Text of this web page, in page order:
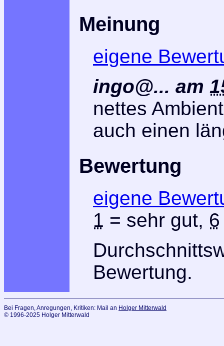
Meinung
eigene
ingo@... am
nettes
auch einen
Bewertung
eigene
1 = sehr gut, 6
Bewertung.
Bei Fragen, Anregungen, Kritiken: Mail an Holger Mitterwald
© 1996-2025 Holger Mitterwald